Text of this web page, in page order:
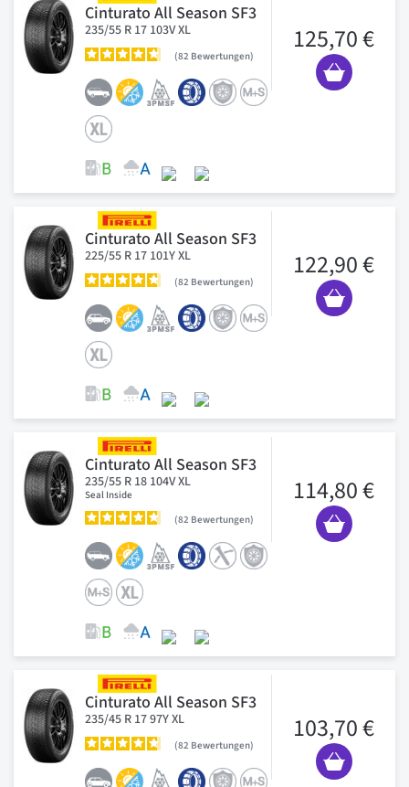
Cinturato All Season SF3
235/55 R 17 103V XL
82 Bewertungen
125,70 €
Cinturato All Season SF3
225/55 R 17 101Y XL
82 Bewertungen
122,90 €
Cinturato All Season SF3
235/55 R 18 104V XL
Seal Inside
82 Bewertungen
114,80 €
Cinturato All Season SF3
235/45 R 17 97Y XL
82 Bewertungen
103,70 €